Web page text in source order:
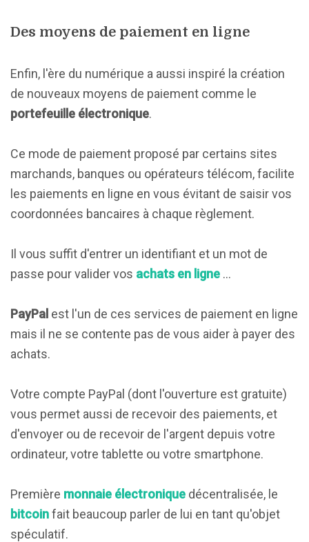
Des moyens de paiement en ligne
Enfin, l'ère du numérique a aussi inspiré la création
de nouveaux moyens de paiement comme le
portefeuille électronique.
Ce mode de paiement proposé par certains sites
marchands, banques ou opérateurs télécom, facilite
les paiements en ligne en vous évitant de saisir vos
coordonnées bancaires à chaque règlement.
Il vous suffit d'entrer un identifiant et un mot de
passe pour valider vos achats en ligne ...
PayPal est l'un de ces services de paiement en ligne
mais il ne se contente pas de vous aider à payer des
achats.
Votre compte PayPal (dont l'ouverture est gratuite)
vous permet aussi de recevoir des paiements, et
d'envoyer ou de recevoir de l'argent depuis votre
ordinateur, votre tablette ou votre smartphone.
Première monnaie électronique décentralisée, le
bitcoinfait beaucoup parler de lui en tant qu'objet
spéculatif.